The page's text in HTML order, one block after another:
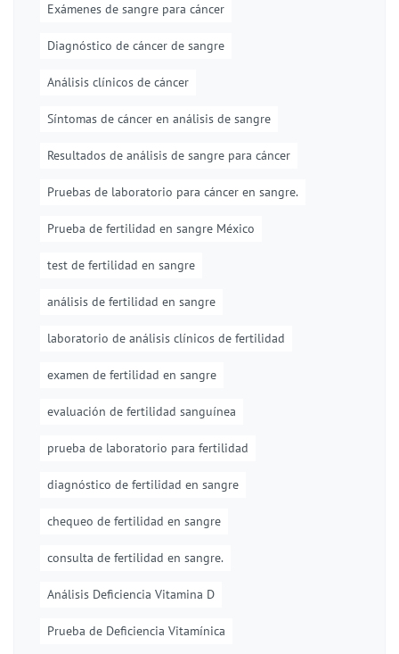
Exámenes de sangre para cáncer
Diagnóstico de cáncer de sangre
Análisis clínicos de cáncer
Síntomas de cáncer en análisis de sangre
Resultados de análisis de sangre para cáncer
Pruebas de laboratorio para cáncer en sangre.
Prueba de fertilidad en sangre México
test de fertilidad en sangre
análisis de fertilidad en sangre
laboratorio de análisis clínicos de fertilidad
examen de fertilidad en sangre
evaluación de fertilidad sanguínea
prueba de laboratorio para fertilidad
diagnóstico de fertilidad en sangre
chequeo de fertilidad en sangre
consulta de fertilidad en sangre.
Análisis Deficiencia Vitamina D
Prueba de Deficiencia Vitamínica